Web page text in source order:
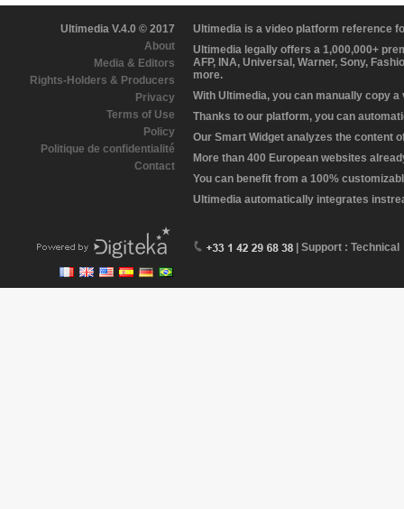
Ultimedia V.4.0 © 2017
About
Media & Editors
Rights-Holders & Producers
Privacy
Terms of Use
Policy
Politique de confidentialité
Contact
Ultimedia is a video platform reference
Ultimedia legally offers a 1,000,000+
AFP, INA, Universal, Warner, Sony,
more.
With Ultimedia, you can manually copy
Thanks to our platform, you can
Our Smart Widget analyzes the content
More than 400 European websites
You can benefit from a 100%
Ultimedia automatically integrates
| Support : Technical